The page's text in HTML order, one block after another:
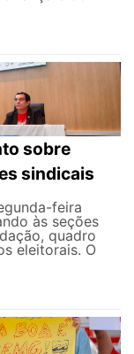
sobre
sindicais
feira
às seções
quadro
eleitorais. O